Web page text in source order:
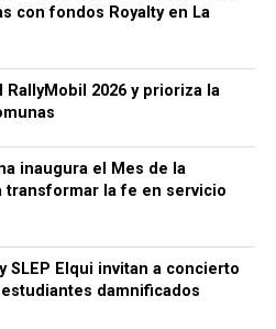
con fondos Royalty en La
2026 y prioriza la
inaugura el Mes de la
transformar la fe en servicio
SLEP Elqui invitan a concierto
damnificados